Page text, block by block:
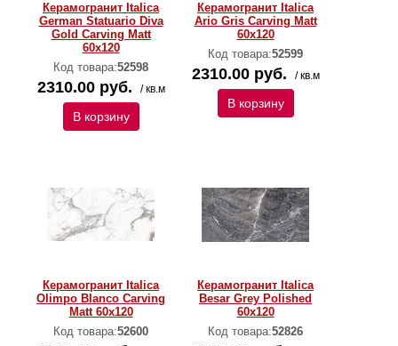
Керамогранит Italica
German Statuario Diva
Gold Carving Matt
60x120
Код товара:52598
2310.00 руб. / кв.м
В корзину
Керамогранит Italica
Ario Gris Carving Matt
60x120
Код товара:52599
2310.00 руб. / кв.м
В корзину
Керамогранит Italica
Olimpo Blanco Carving
Matt 60x120
Код товара:52600
Керамогранит Italica
Besar Grey Polished
60х120
Код товара:52826